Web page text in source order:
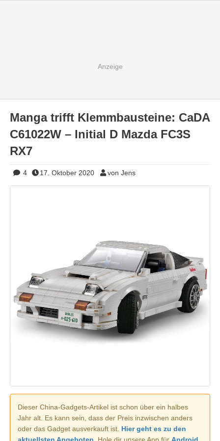
Manga trifft Klemmbausteine: CaDA
C61022W – Initial D Mazda FC3S
RX7
4 17. Oktober 2020 von Jens
Dieser China-Gadgets-Artikel ist schon über ein halbes
Jahr alt. Es kann sein, dass der Preis inzwischen anders
oder das Gadget ausverkauft ist. Hier geht es zu den